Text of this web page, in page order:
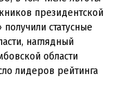
президентской
статусные
наглядный
области
лидеров рейтинга